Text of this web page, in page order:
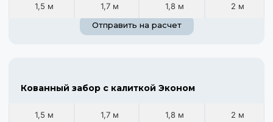
1,5 м 1,7 м 1,8 м
2 м
Отправить на расчет
Кованный забор с калиткой Эконом
1,5 м 1,7 м 1,8 м
2 м